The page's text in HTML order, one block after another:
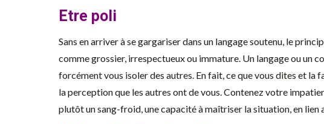
Etre poli
Sans en arriver à se gargariser dans un langage soutenu, le
comme grossier, irrespectueux ou immature. Un langage ou un
forcément vous isoler des autres. En fait, ce que vous dites et la
la perception que les autres ont de vous. Contenez votre
plutôt un sang-froid, une capacité à maîtriser la situation, en lien